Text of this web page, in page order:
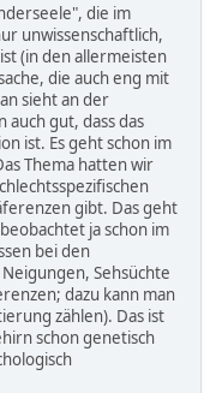
die im
unwissenschaftlich,
(in den allermeisten
die auch eng mit
sieht an der
auch gut, dass das
ist. Es geht schon im
Thema hatten wir
gibt. Das geht
ja schon im
bei den
Sehsüchte
dazu kann man
zählen). Das ist
schon genetisch